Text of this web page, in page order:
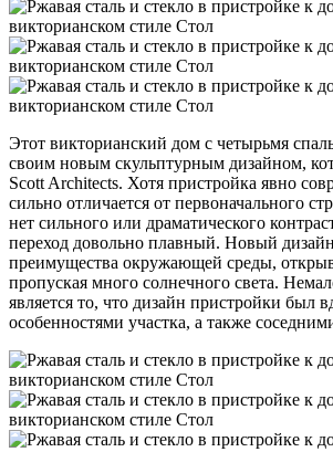
Этот викторианский дом с четырьмя
своим новым скульптурным дизайном,
Scott Architects. Хотя пристройка явно
сильно отличается от первоначального
нет сильного или драматического
переход довольно плавный. Новый
преимущества окружающей среды,
пропуская много солнечного света.
является то, что дизайн пристройки был
особенностями участка, а также